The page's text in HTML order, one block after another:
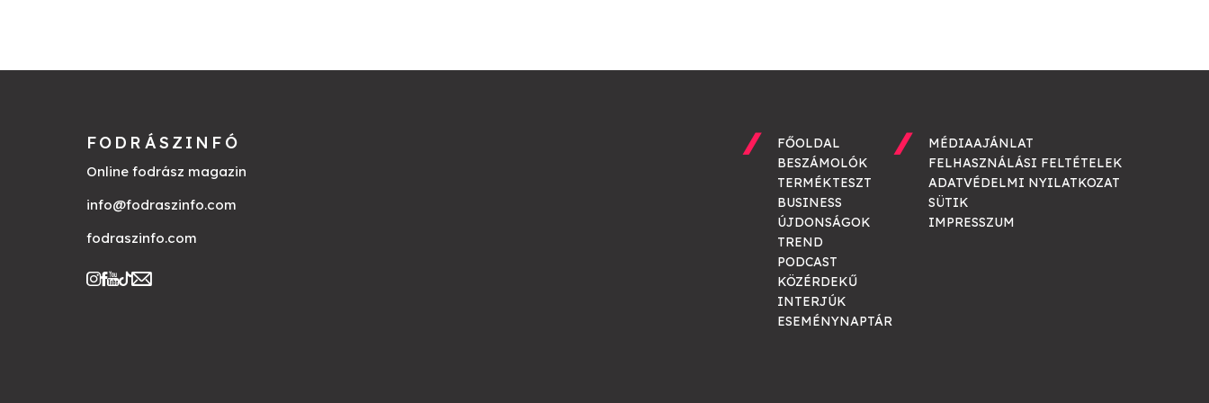
FODRÁSZINFÓ
Online fodrász magazin
info@fodraszinfo.com
fodraszinfo.com
FŐOLDAL
BESZÁMOLÓK
TERMÉKTESZT
BUSINESS
ÚJDONSÁGOK
TREND
PODCAST
KÖZÉRDEKŰ
INTERJÚK
ESEMÉNYNAPTÁR
MÉDIAAJÁNLAT
FELHASZNÁLÁSI FELTÉTELEK
ADATVÉDELMI NYILATKOZAT
SÜTIK
IMPRESSZUM